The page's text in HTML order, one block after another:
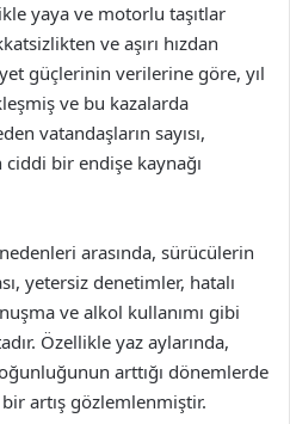
yaya ve motorlu taşıtlar
ve aşırı hızdan
güçlerinin verilerine göre, yıl
ve bu kazalarda
vatandaşların sayısı,
bir endişe kaynağı
arasında, sürücülerin
yetersiz denetimler, hatalı
ve alkol kullanımı gibi
Özellikle yaz aylarında,
arttığı dönemlerde
bir artış gözlemlenmiştir.